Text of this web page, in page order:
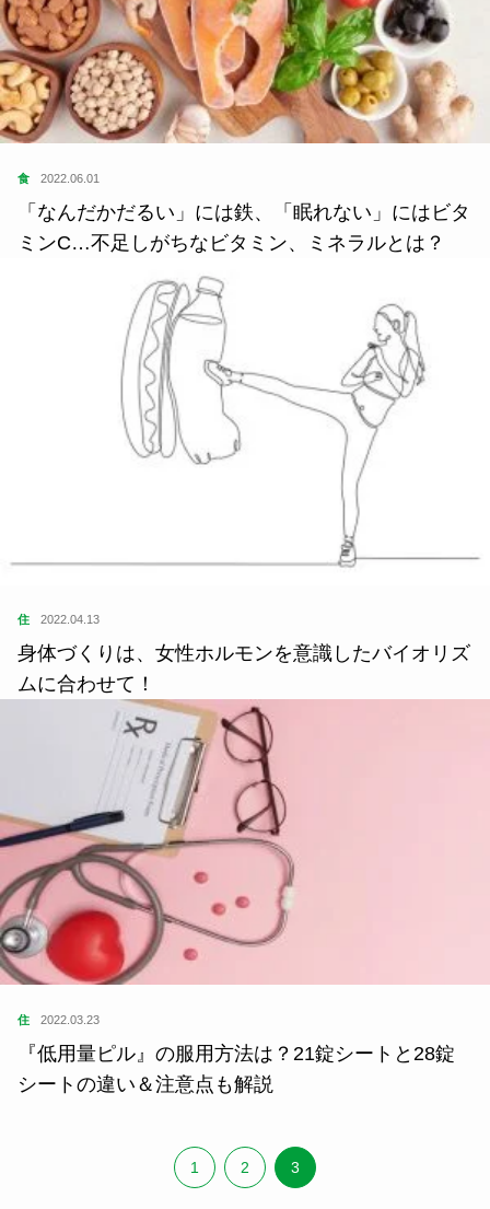
食 2022.06.01
「なんだかだるい」には鉄、「眠れない」にはビタ
ミンC…不足しがちなビタミン、ミネラルとは？
住 2022.04.13
身体づくりは、女性ホルモンを意識したバイオリズ
ムに合わせて！
住 2022.03.23
『低用量ピル』の服用方法は？21錠シートと28錠
シートの違い＆注意点も解説
1 2 3